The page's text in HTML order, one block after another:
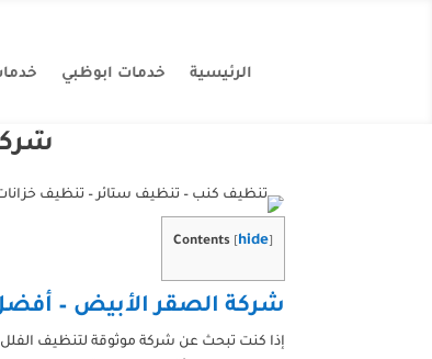
الرئيسية خدمات ابوظبي
Contents hide]
شركة الصقر الأبيض –
إذا كنت تبحث عن شركة موثوقة لتنظيف